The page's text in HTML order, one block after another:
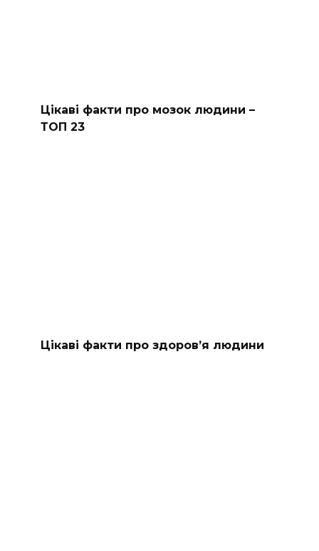
Цікаві факти про мозок людини –
ТОП 23
Цікаві факти про здоров’я людини